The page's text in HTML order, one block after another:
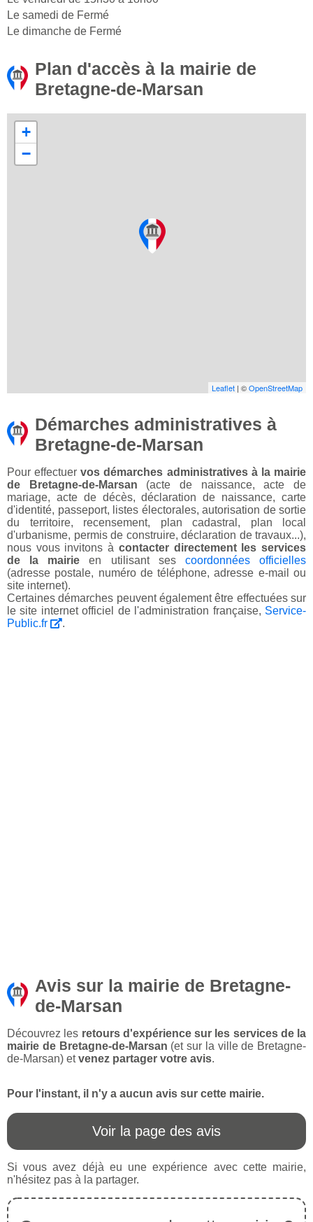
Le samedi de Fermé
Le dimanche de Fermé
Plan d'accès à la mairie de
Bretagne-de-Marsan
+
−
Leaflet | ©OpenStreetMap
Démarches administratives à
Bretagne-de-Marsan
Pour effectuervos démarches administratives à la mairie
de Bretagne-de-Marsan (acte de naissance, acte de
mariage, acte de décès, déclaration de naissance, carte
d'identité, passeport, listes électorales, autorisation de sortie
du territoire, recensement, plan cadastral, plan local
d'urbanisme, permis de construire, déclaration de travaux...),
nous vous invitons à contacter directement les services
de la mairie en utilisant ses coordonnées officielles
(adresse postale, numéro de téléphone, adresse e-mail ou
site internet).
Certaines démarches peuvent également être effectuées sur
le site internet officiel de l'administration française, Service-
Public.fr
.
Avis sur la mairie de Bretagne-
de-Marsan
Découvrez les retours d'expérience sur les services de la
mairie de Bretagne-de-Marsan (et sur la ville de Bretagne-
de-Marsan) etvenez partager votre avis.
Pour l'instant, il n'y a aucun avis sur cette mairie.
Voir la page des avis
Si vous avez déjà eu une expérience avec cette mairie,
n'hésitez pas à la partager.